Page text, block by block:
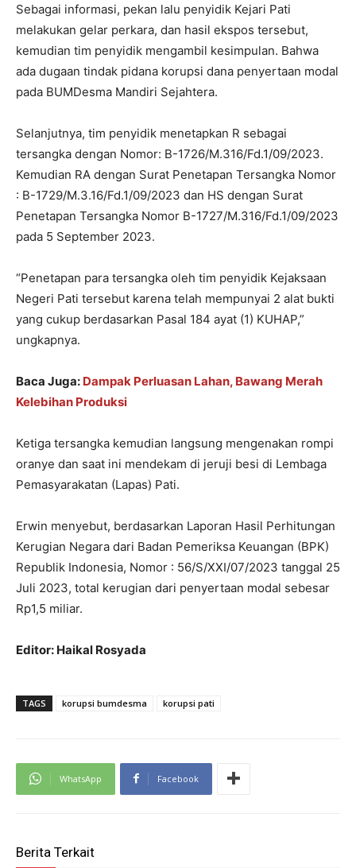
Sebagai informasi, pekan lalu penyidik Kejari Pati
melakukan gelar perkara, dan hasil ekspos tersebut,
kemudian tim penyidik mengambil kesimpulan. Bahwa
ada dugaan tindak pidana korupsi dana penyertaan modal
pada BUMDesma Mandiri Sejahtera.
Selanjutnya, tim penyidik menetapkan R sebagai
tersangka dengan Nomor: B-1726/M.316/Fd.1/09/2023.
Kemudian RA dengan Surat Penetapan Tersangka Nomor
: B-1729/M.3.16/Fd.1/09/2023 dan HS dengan Surat
Penetapan Tersangka Nomor B-1727/M.316/Fd.1/09/2023
pada 5 September 2023.
“Penetapan para tersangka oleh tim penyidik Kejaksaan
Negeri Pati tersebut karena telah mempunyai 2 alat bukti
yang cukup berdasarkan Pasal 184 ayat (1) KUHAP,”
ungkapnya.
Baca Juga: Dampak Perluasan Lahan, Bawang Merah
Kelebihan Produksi
Ketiga tersangka kemudian langsung mengenakan rompi
oranye dan saat ini mendekam di jeruji besi di Lembaga
Pemasyarakatan (Lapas) Pati.
Erwin menyebut, berdasarkan Laporan Hasil Perhitungan
Kerugian Negara dari Badan Pemeriksa Keuangan (BPK)
Republik Indonesia, Nomor : 56/S/XXI/07/2023 tanggal 25
Juli 2023, total kerugian dari penyertaan modal sebesar
Rp1,5 miliar.
Editor: Haikal Rosyada
TAGS korupsi bumdesma korupsi pati
WhatsApp Facebook
Berita Terkait